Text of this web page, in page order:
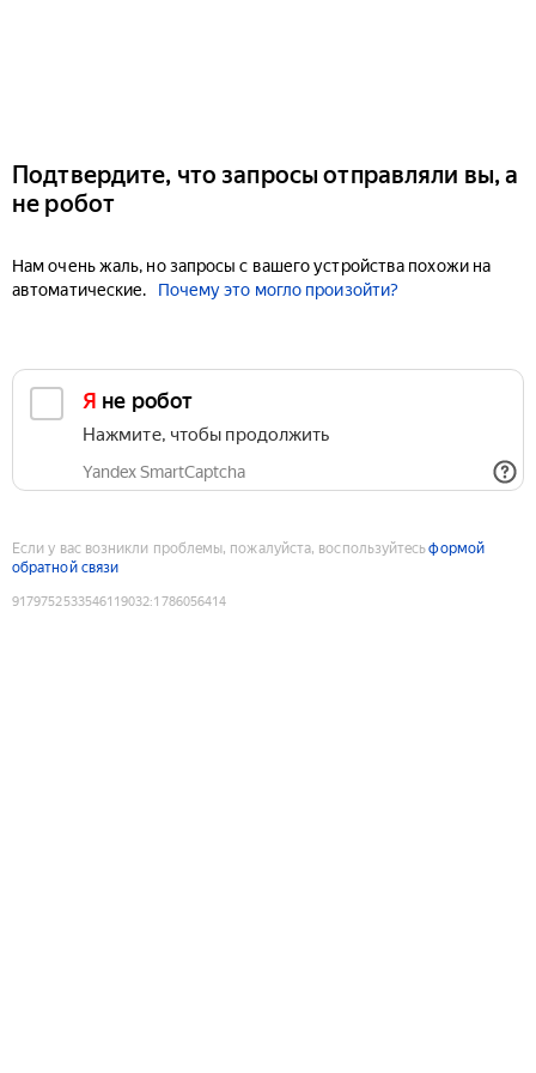
Подтвердите, что запросы отправляли вы, а
не робот
Нам очень жаль, но запросы с вашего устройства похожи на
автоматические.
Почему это могло произойти?
Я не робот
Нажмите, чтобы продолжить
Yandex SmartCaptcha
Если у вас возникли проблемы, пожалуйста, воспользуйтесьформой
обратной связи
9179752533546119032:1786056414